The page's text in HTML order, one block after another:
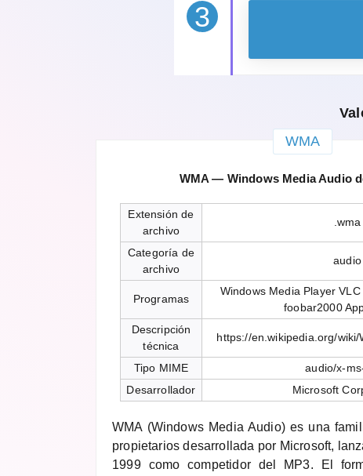
3
WMA
WMA — Windows Media Audio
Extensión de
archivo
.wma
Categoría de
archivo
audio
Programas
Windows Media Player
foobar2000
Descripción
técnica
https://en.wikipedia.org/
Tipo MIME
audio/x-
Desarrollador
Microsoft
WMA (Windows Media Audio) es una
propietarios desarrollada por Microsoft,
1999 como competidor del MP3. El